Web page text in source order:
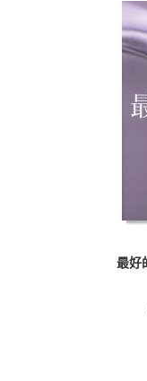
最好